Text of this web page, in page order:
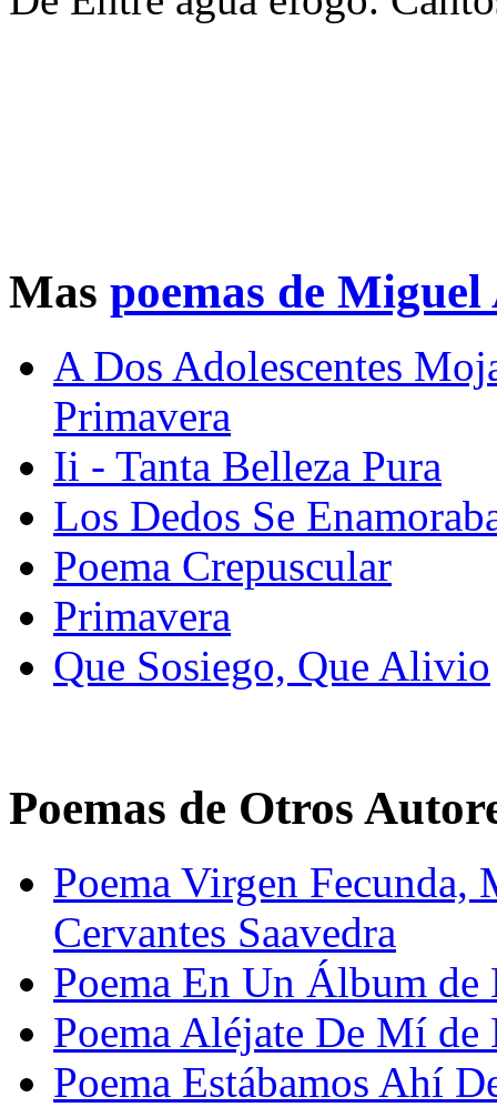
Mas poemas de
A Dos Adolescentes
Primavera
Ii - Tanta Belleza Pura
Los Dedos Se
Poema Crepuscular
Primavera
Que Sosiego, Que Alivio
Poemas de Otros
Poema Virgen Fecunda,
Cervantes Saavedra
Poema En Un Álbum
Poema Aléjate De Mí
Poema Estábamos Ahí